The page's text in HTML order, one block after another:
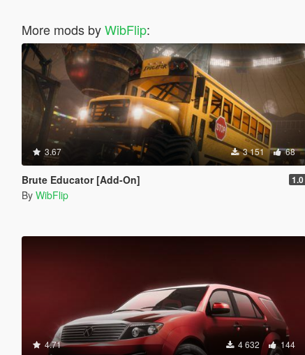
More mods byWibFlip:
3.67 3 151 68
Brute Educator [Add-On] 1.0
By WibFlip
4.71 4 632 144